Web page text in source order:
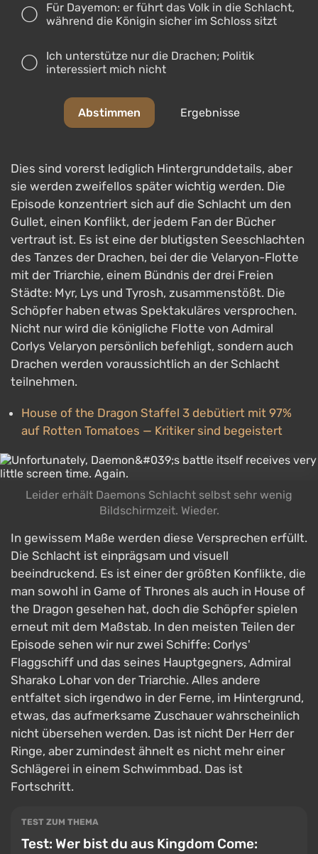
Für Dayemon: er führt das Volk in die Schlacht,
während die Königin sicher im Schloss sitzt
Ich unterstütze nur die Drachen; Politik
interessiert mich nicht
Abstimmen Ergebnisse
Dies sind vorerst lediglich Hintergrunddetails, aber
sie werden zweifellos später wichtig werden. Die
Episode konzentriert sich auf die Schlacht um den
Gullet, einen Konflikt, der jedem Fan der Bücher
vertraut ist. Es ist eine der blutigsten Seeschlachten
des Tanzes der Drachen, bei der die Velaryon-Flotte
mit der Triarchie, einem Bündnis der drei Freien
Städte: Myr, Lys und Tyrosh, zusammenstößt. Die
Schöpfer haben etwas Spektakuläres versprochen.
Nicht nur wird die königliche Flotte von Admiral
Corlys Velaryon persönlich befehligt, sondern auch
Drachen werden voraussichtlich an der Schlacht
teilnehmen.
House of the Dragon Staffel 3 debütiert mit 97%
auf Rotten Tomatoes — Kritiker sind begeistert
Leider erhält Daemons Schlacht selbst sehr wenig
Bildschirmzeit. Wieder.
In gewissem Maße werden diese Versprechen erfüllt.
Die Schlacht ist einprägsam und visuell
beeindruckend. Es ist einer der größten Konflikte, die
man sowohl in Game of Thrones als auch in House of
the Dragon gesehen hat, doch die Schöpfer spielen
erneut mit dem Maßstab. In den meisten Teilen der
Episode sehen wir nur zwei Schiffe: Corlys'
Flaggschiff und das seines Hauptgegners, Admiral
Sharako Lohar von der Triarchie. Alles andere
entfaltet sich irgendwo in der Ferne, im Hintergrund,
etwas, das aufmerksame Zuschauer wahrscheinlich
nicht übersehen werden. Das ist nicht Der Herr der
Ringe, aber zumindest ähnelt es nicht mehr einer
Schlägerei in einem Schwimmbad. Das ist
Fortschritt.
TEST ZUM THEMA
Test: Wer bist du aus Kingdom Come: